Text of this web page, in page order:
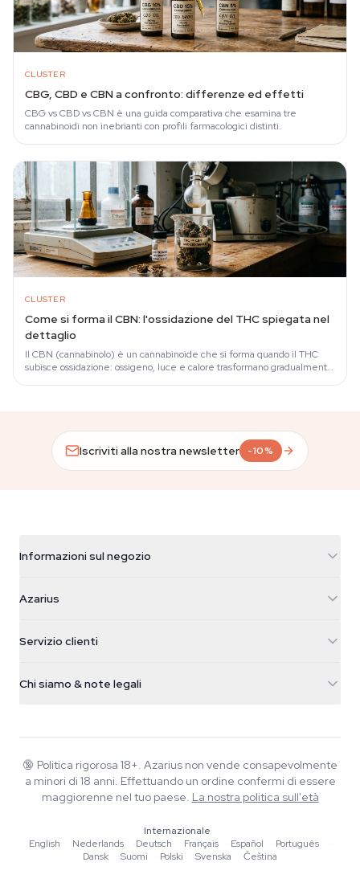
CLUSTER
CBG, CBD e CBN a confronto: differenze ed effetti
CBG vs CBD vs CBN è una guida comparativa che esamina tre
cannabinoidi non inebrianti con profili farmacologici distinti.
CLUSTER
Come si forma il CBN: l'ossidazione del THC spiegata nel
dettaglio
Il CBN (cannabinolo) è un cannabinoide che si forma quando il THC
subisce ossidazione: ossigeno, luce e calore trasformano gradualmente
Iscriviti alla nostra newsletter -10%
Informazioni sul negozio
Galvaniweg 11
Nederland
+31(0)204897914
Azarius
Smokeshop
Servizio clienti
FAQ
Informativa sulla privacy
Chi siamo & note legali
Wiki
Blog
Musica
Linee guida editoriali
Strumenti e Calcolatori
🔞 Politica rigorosa 18+. Azarius non vende consapevolmente
a minori di 18 anni. Effettuando un ordine confermi di essere
maggiorenne nel tuo paese. La nostra politica sull'età
Internazionale
English
·Nederlands ·Deutsch ·Français ·Español ·Português
·
Dansk
·Suomi ·Polski ·Svenska ·Čeština